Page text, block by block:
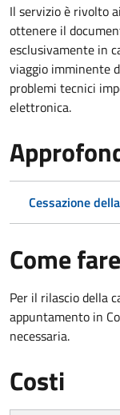
Il servizio è rivolto
ottenere il
esclusivamente in
viaggio imminente
problemi tecnici
elettronica.
Cessazione
Come fare
Per il rilascio della
appuntamento in
necessaria.
Costi